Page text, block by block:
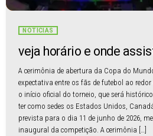
NOTÍCIAS
veja horário e onde
A cerimônia de abertura da Copa do
expectativa entre os fãs de futebol ao
o início oficial do torneio, que será
ter como sedes os Estados Unidos,
prevista para o dia 11 de junho de 2026,
inaugural da competição. A cerimônia […]